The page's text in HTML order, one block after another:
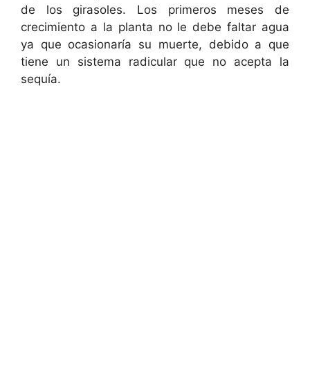
de los girasoles. Los primeros meses de
crecimiento a la planta no le debe faltar agua
ya que ocasionaría su muerte, debido a que
tiene un sistema radicular que no acepta la
sequía.